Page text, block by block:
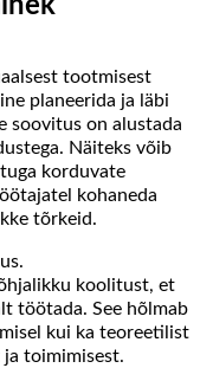
tootmisest
planeerida ja läbi
soovitus on alustada
Näiteks võib
korduvate
kohaneda
tõrkeid.
koolitust, et
töötada. See hõlmab
kui ka teoreetilist
toimimisest.